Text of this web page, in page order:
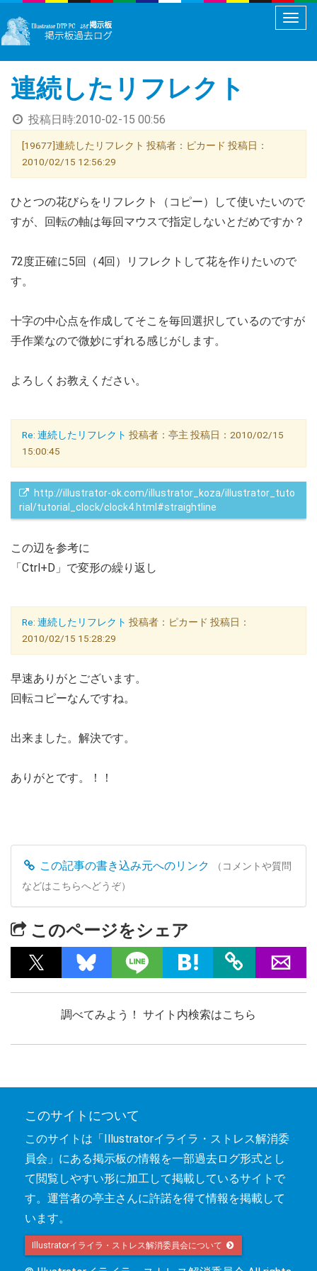
メ
ュ
連続したリフレクト
投稿日時:2010-02-15 00:56
[19677]連続したリフレクト 投稿者：ピカード 投稿日：
2010/02/15 12:56:29
ひとつの花びらをリフレクト（コピー）して使いたいので
すが、回転の軸は毎回マウスで指定しないとだめですか？
72度正確に5回（4回）リフレクトして花を作りたいので
す。
十字の中心点を作成してそこを毎回選択しているのですが
手作業なので微妙にずれる感じがします。
よろしくお教えください。
Re: 連続したリフレクト 投稿者：亭主 投稿日：2010/02/15
15:00:45
http://illustrator-ok.com/illustrator_koza/illustrator_tuto
rial/tutorial_clock/clock4.html#straightline
この辺を参考に
「Ctrl+D」で変形の繰り返し
Re: 連続したリフレクト 投稿者：ピカード 投稿日：
2010/02/15 15:28:29
早速ありがとございます。
回転コピーなんですね。
出来ました。解決です。
ありがとです。！！
この記事の書き込み元へのリンク
（コメントや質問
などはこちらへどうぞ）
このページをシェア
調べてみよう！ サイト内検索はこちら
このサイトについて
このサイトは「Illustratorイライラ・ストレス解消委
員会」にある掲示板の情報を一部過去ログ形式とし
て閲覧しやすい形に加工して掲載しているサイトで
す。運営者の亭主さんに許諾を得て情報を掲載して
います。
Illustratorイライラ・ストレス解消委員会について